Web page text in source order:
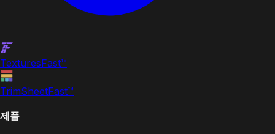
TexturesFast™
TrimSheetFast™
제품